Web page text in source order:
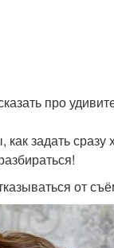
про
как задать
от